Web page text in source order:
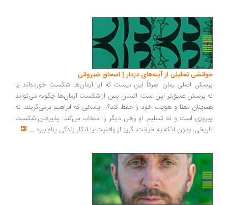
تحلیلی از آینه‌های دردار | اسحاق شیروانی
اصلی رمان صرفاً این نیست که آیا آرمان‌ها شکست خورده‌اند یا
عمیق‌تر این است: انسان پس از شکست آرمان‌ها چگونه می‌تواند
معنا و هویت خود را حفظ کند؟... پاسخی که ابراهیم برمی‌گزیند، نه
است و نه تسلیم. او راهی دیگر را انتخاب می‌کند: پذیرفتن شکست
بدون آنکه به خیانت، گریز از واقعیت یا انکار زندگی پناه ببرد...